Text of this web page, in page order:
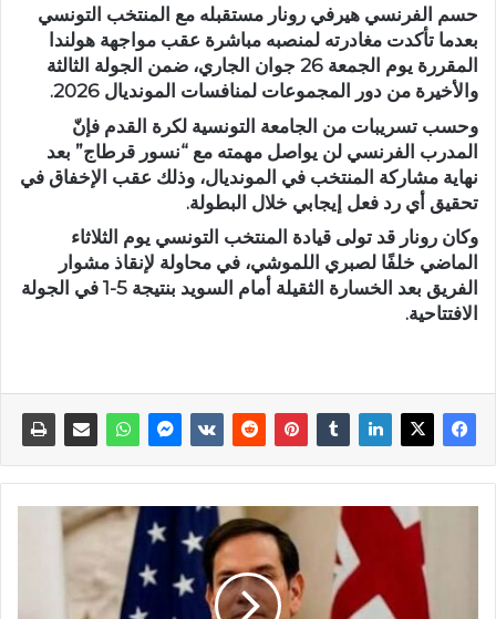
حسم الفرنسي هيرفي رونار مستقبله مع المنتخب التونسي
بعدما تأكدت مغادرته لمنصبه مباشرة عقب مواجهة هولندا
المقررة يوم الجمعة 26 جوان الجاري، ضمن الجولة الثالثة
والأخيرة من دور المجموعات لمنافسات المونديال 2026.
وحسب تسريبات من الجامعة التونسية لكرة القدم فإنّ
المدرب الفرنسي لن يواصل مهمته مع “نسور قرطاج” بعد
نهاية مشاركة المنتخب في المونديال، وذلك عقب الإخفاق في
تحقيق أي رد فعل إيجابي خلال البطولة.
وكان رونار قد تولى قيادة المنتخب التونسي يوم الثلاثاء
الماضي خلفًا لصبري اللموشي، في محاولة لإنقاذ مشوار
الفريق بعد الخسارة الثقيلة أمام السويد بنتيجة 5-1 في الجولة
الافتتاحية.